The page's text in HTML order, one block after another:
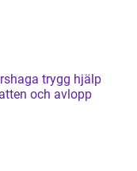
hjälp
och avlopp